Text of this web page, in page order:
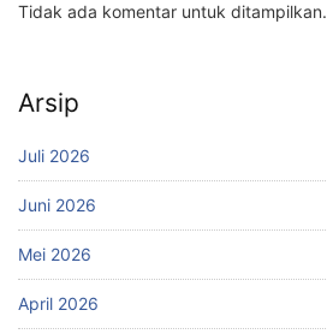
Tidak ada komentar untuk ditampilkan.
Arsip
Juli 2026
Juni 2026
Mei 2026
April 2026